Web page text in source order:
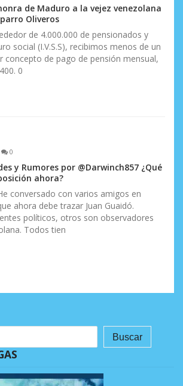
de Maduro a la vejez venezolana
Oliveros
de 4.000.000 de pensionados y
social (I.V.S.S), recibimos menos de un
concepto de pago de pensión mensual,
0
0
y Rumores por @Darwinch857 ¿Qué
ahora?
conversado con varios amigos en
ahora debe trazar Juan Guaidó.
políticos, otros son observadores
Todos tien
Buscar